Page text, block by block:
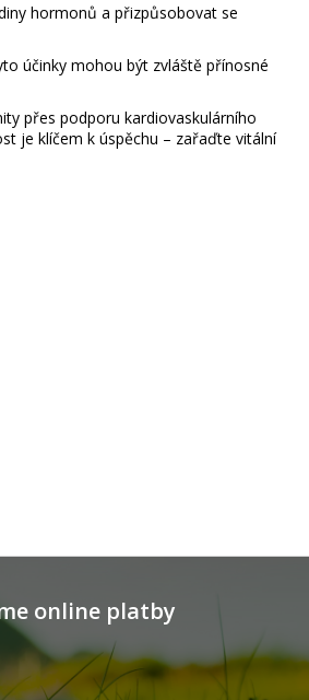
hormonů a přizpůsobovat se
účinky mohou být zvláště přínosné
přes podporu kardiovaskulárního
je klíčem k úspěchu – zařaďte vitální
online platby